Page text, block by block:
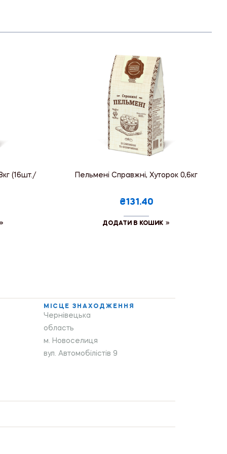
(16шт./
Пельмені Справжні, Хуторок 0,6кг
₴131.40
ДОДАТИ В КОШИК
МІСЦЕ ЗНАХОДЖЕННЯ
Чернівецька
область
м. Новоселиця
вул. Автомобілістів 9